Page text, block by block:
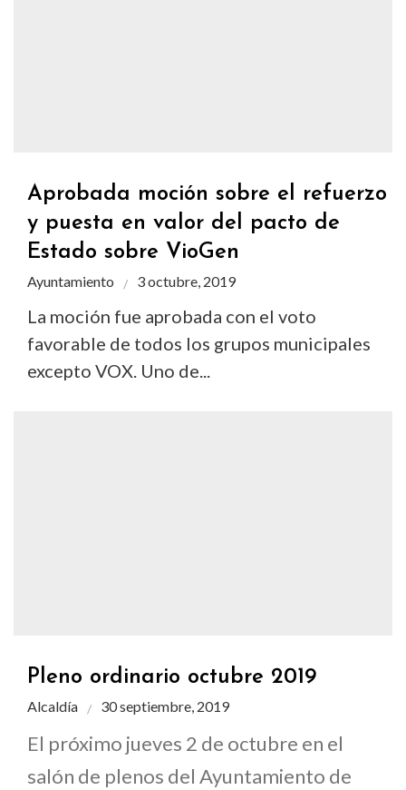
Aprobada moción sobre el refuerzo
y puesta en valor del pacto de
Estado sobre VioGen
Ayuntamiento 3 octubre, 2019
La moción fue aprobada con el voto
favorable de todos los grupos municipales
excepto VOX. Uno de...
Pleno ordinario octubre 2019
Alcaldía 30 septiembre, 2019
El próximo jueves 2 de octubre en el
salón de plenos del Ayuntamiento de